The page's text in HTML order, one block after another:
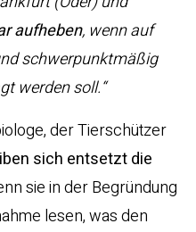
aufheben, wenn auf
schwerpunktmäßig
werden soll.“
der Tierschützer
sich entsetzt die
sie in der Begründung
lesen, was den